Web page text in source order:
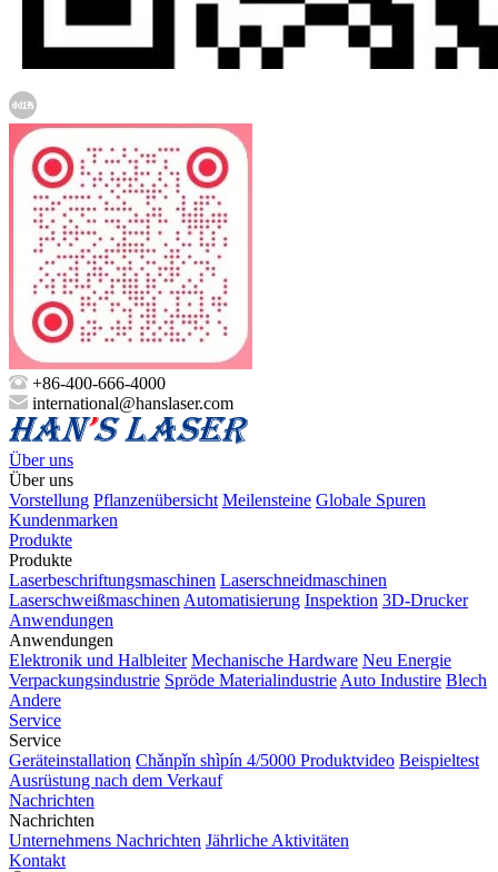
+86-400-666-4000
international@hanslaser.com
Über uns
Über uns
Vorstellung Pflanzenübersicht Meilensteine Globale Spuren
Kundenmarken
Produkte
Produkte
Laserbeschriftungsmaschinen Laserschneidmaschinen
Laserschweißmaschinen Automatisierung Inspektion 3D-Drucker
Anwendungen
Anwendungen
Elektronik und Halbleiter Mechanische Hardware Neu Energie
Verpackungsindustrie Spröde Materialindustrie Auto Industire Blech
Andere
Service
Service
Geräteinstallation Chǎnpǐn shìpín 4/5000 Produktvideo Beispieltest
Ausrüstung nach dem Verkauf
Nachrichten
Nachrichten
Unternehmens Nachrichten Jährliche Aktivitäten
Kontakt